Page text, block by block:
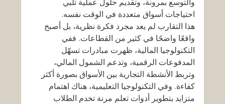
والتوسع بمرونة، وتقديم حلول عملية تلبي
احتياجات أسواق متعددة في الوقت نفسه.
هذا التقارب لم يعد مجرد فكرة نظرية، بل أصبح
واقعًا واضحًا في كثير من القطاعات. ففي
التكنولوجيا المالية، ظهرت مبادرات تسهّل
المدفوعات الرقمية، وتدعم الشمول المالي،
وتربط الأنشطة التجارية بين الأسواق بصورة أكثر
كفاءة. وفي التكنولوجيا التعليمية، هناك اهتمام
متزايد بتطوير أدوات تعلم مرنة تخدم الطلاب